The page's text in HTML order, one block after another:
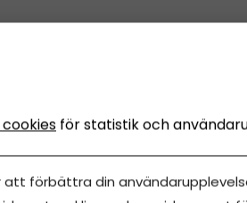
för statistik och
att förbättra din